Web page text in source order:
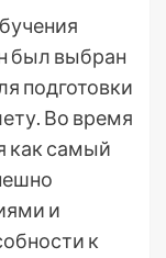
был выбран
подготовки
Во время
как самый
и
к